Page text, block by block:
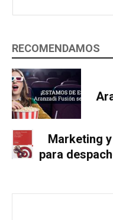
RECOMENDAMOS
Marketing
para